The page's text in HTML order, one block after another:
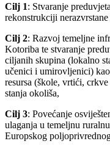
Cilj 1: Stvaranje
rekonstrukciji
Cilj 2: Razvoj temeljne
Kotoriba te stvaranje
ciljanih skupina (lokalno
učenici i umirovljenici)
resursa (škole, vrtići,
stanja okoliša,
Cilj 3: Povećanje
ulaganja u temeljnu
Europskog